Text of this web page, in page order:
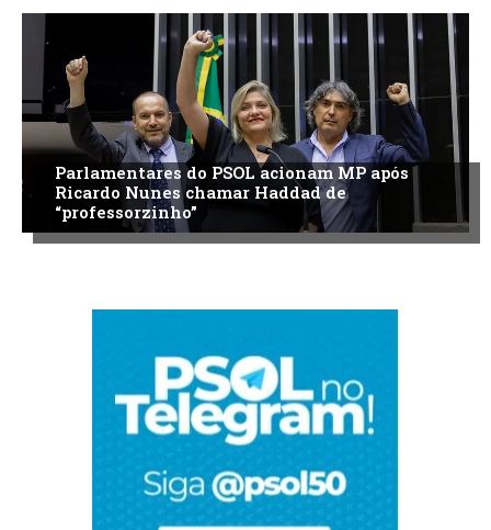
Parlamentares do PSOL acionam MP após
Ricardo Nunes chamar Haddad de
“professorzinho”